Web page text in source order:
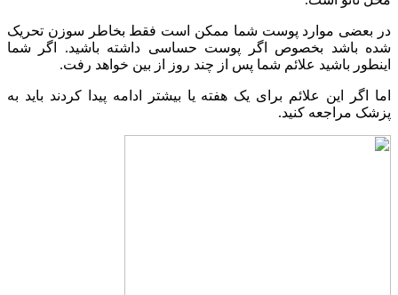
در بعضی موارد پوست شما ممکن است فقط بخاطر سوزن تحریک
شده باشد بخصوص اگر پوست حساسی داشته باشید. اگر شما
اینطور باشید علائم شما پس از چند روز از بین خواهد رفت.
اما اگر این علائم برای یک هفته یا بیشتر ادامه پیدا کردند باید به
پزشک مراجعه کنید.